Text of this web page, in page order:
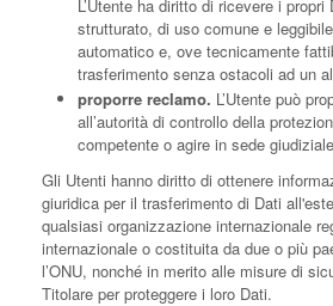
L’Utente ha diritto di ricevere i
strutturato, di uso comune e
automatico e, ove tecnicamente
trasferimento senza ostacoli ad un
proporre reclamo. L’Utente può
all’autorità di controllo della
competente o agire in sede
Gli Utenti hanno diritto di ottenere
giuridica per il trasferimento di Dati
qualsiasi organizzazione internazionale
internazionale o costituita da due o più
l’ONU, nonché in merito alle misure di
Titolare per proteggere i loro Dati.